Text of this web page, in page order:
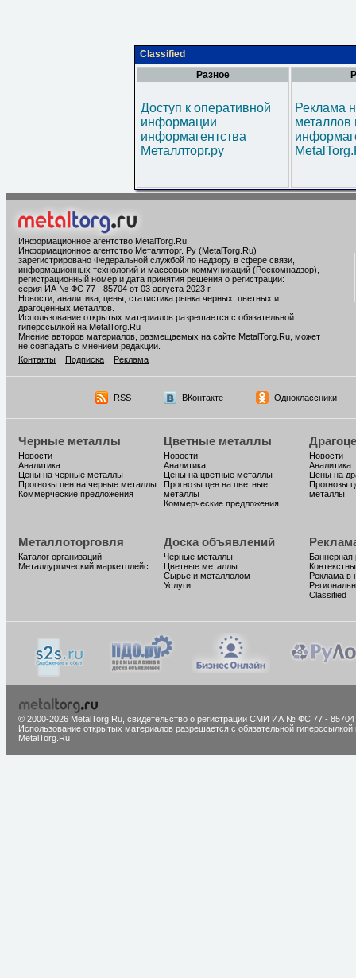
Classified
Разное
Доступ к оперативной
информации
информагентства
Металлторг.ру
Реклама
металлов
Информационное агентство MetalTorg.Ru
Информационное агентство Металлторг. Ру (MetalTorg.Ru)
зарегистрировано Федеральной службой по надзору в сфере связи,
информационных технологий и массовых коммуникаций (Роскомнадзор),
регистрационный номер и дата принятия решения о регистрации:
серия ИА № ФС 77 - 85704 от 03 августа 2023 г.
Новости, аналитика, цены, статистика рынка черных, цветных и
драгоценных металлов.
Использование открытых материалов разрешается с обязательной
гиперссылкой на MetalTorg.Ru
Мнение авторов материалов, размещаемых на сайте MetalTorg.Ru, может
не совпадать с мнением редакции.
Контакты
Подписка Реклама
RSS ВКонтакте Одноклассники
Черные металлы
Новости
Аналитика
Цены на черные металлы
Прогнозы цен на черные металлы
Коммерческие предложения
Цветные металлы
Новости
Аналитика
Цены на цветные металлы
Прогнозы цен на цветные
металлы
Коммерческие предложения
Новости
Аналитика
Цены на
Прогнозы
металлы
Металлоторговля
Каталог организаций
Металлургический маркетплейс
Доска объявлений
Черные металлы
Цветные металлы
Сырье и металлолом
Услуги
Баннерная
Реклама в
Classified
© 2000-2026 MetalTorg.Ru, cвидетельство о регистрации СМИ ИА № ФС 77 - 85704
Использование открытых материалов разрешается с обязательной гиперссылкой
MetalTorg.Ru